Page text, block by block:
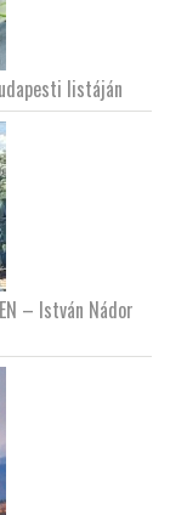
listáján
– István Nádor